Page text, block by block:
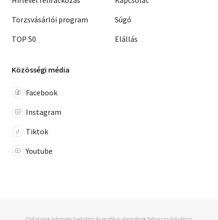
Törzsvásárlói program
TOP 50
Súgó
Elállás
Közösségi média
Facebook
Instagram
Tiktok
Youtube